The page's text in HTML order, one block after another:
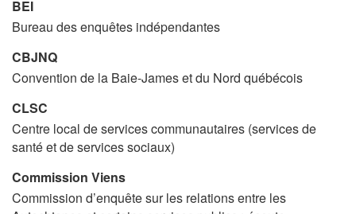
BEI
Bureau des enquêtes indépendantes
CBJNQ
Convention de la Baie-James et du Nord québécois
CLSC
Centre local de services communautaires (services de
santé et de services sociaux)
Commission Viens
Commission d’enquête sur les relations entre les